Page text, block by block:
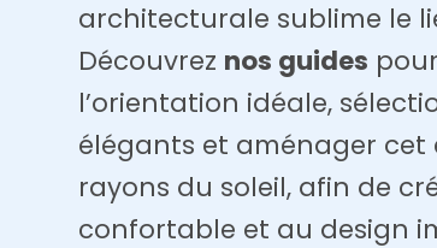
architecturale sublime le
Découvrez nos guides
l’orientation idéale,
élégants et aménager cet
rayons du soleil, afin de
confortable et au design